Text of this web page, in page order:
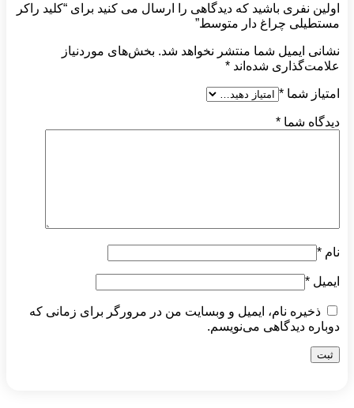
اولین نفری باشید که دیدگاهی را ارسال می کنید برای “کلید راکر
مستطیلی چراغ دار متوسط”
نشانی ایمیل شما منتشر نخواهد شد. بخش‌های موردنیاز
علامت‌گذاری شده‌اند *
امتیاز شما *
دیدگاه شما *
نام *
ایمیل *
ذخیره نام، ایمیل و وبسایت من در مرورگر برای زمانی که
دوباره دیدگاهی می‌نویسم.